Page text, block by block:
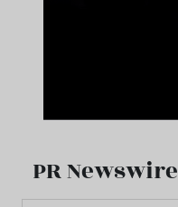
PR Newswire